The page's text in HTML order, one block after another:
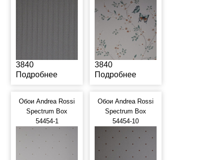
3840
Подробнее
3840
Подробнее
Обои Andrea Rossi
Spectrum Box
54454-1
Обои Andrea Rossi
Spectrum Box
54454-10